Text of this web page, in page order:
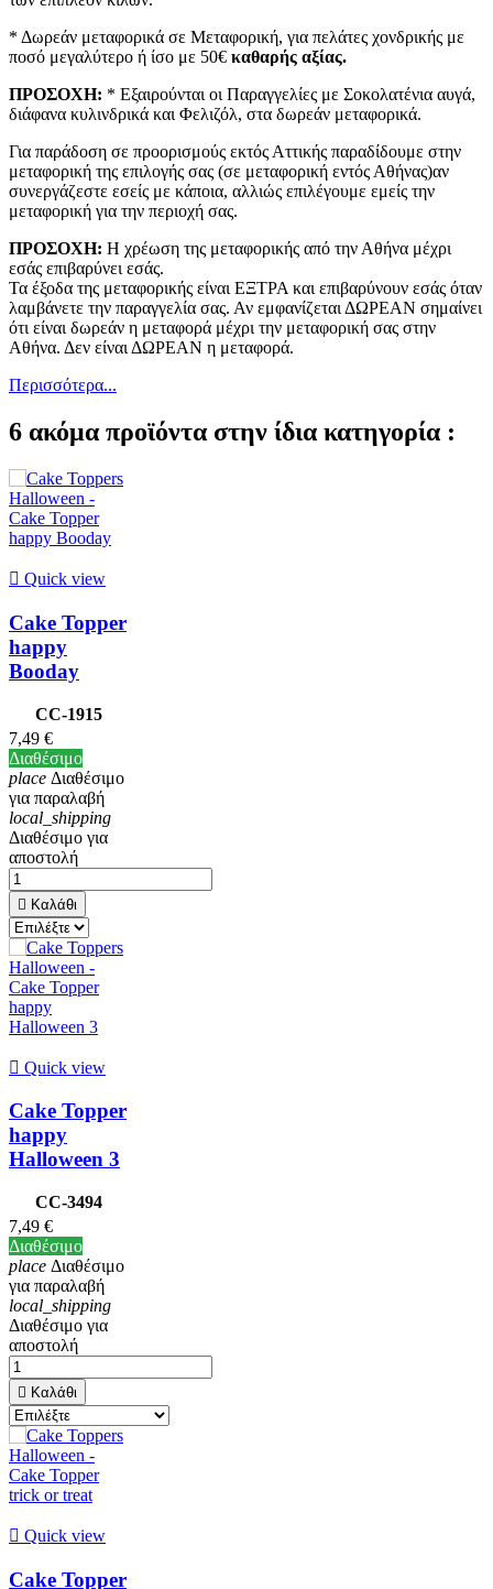
* Δωρεάν μεταφορικά σε Μεταφορική, για πελάτες χονδρικής με
ποσό μεγαλύτερο ή ίσο με 50€ καθαρής αξίας.
ΠΡΟΣΟΧΗ: * Εξαιρούνται οι Παραγγελίες με Σοκολατένια αυγά,
διάφανα κυλινδρικά και Φελιζόλ, στα δωρεάν μεταφορικά.
Για παράδοση σε προορισμούς εκτός Αττικής παραδίδουμε στην
μεταφορική της επιλογής σας (σε μεταφορική εντός Αθήνας)αν
συνεργάζεστε εσείς με κάποια, αλλιώς επιλέγουμε εμείς την
μεταφορική για την περιοχή σας.
ΠΡΟΣΟΧΗ: Η χρέωση της μεταφορικής από την Αθήνα μέχρι
εσάς επιβαρύνει εσάς.
Τα έξοδα της μεταφορικής είναι ΕΞΤΡΑ και επιβαρύνουν εσάς όταν
λαμβάνετε την παραγγελία σας. Αν εμφανίζεται ΔΩΡΕΑΝ σημαίνει
ότι είναι δωρεάν η μεταφορά μέχρι την μεταφορική σας στην
Αθήνα. Δεν είναι ΔΩΡΕΑΝ η μεταφορά.
Περισσότερα...
6 ακόμα προϊόντα στην ίδια κατηγορία :
 Quick view
Cake Topper
happy
Booday
CC-1915
7,49 €
Διαθέσιμο
place Διαθέσιμο
για παραλαβή
local_shipping
Διαθέσιμο για
αποστολή
 Καλάθι
 Quick view
Cake Topper
happy
Halloween 3
CC-3494
7,49 €
Διαθέσιμο
place Διαθέσιμο
για παραλαβή
local_shipping
Διαθέσιμο για
αποστολή
 Καλάθι
 Quick view
Cake Topper